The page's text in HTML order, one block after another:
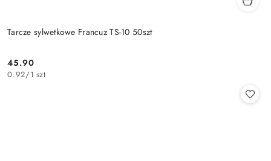
Tarcze sylwetkowe Francuz TS-10 50szt
Cena:
45.90
0.92/1 szt